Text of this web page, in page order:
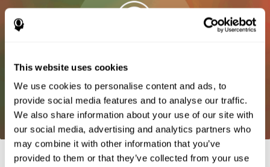
This website uses cookies
We use cookies to personalise content and ads, to
provide social media features and to analyse our traffic.
We also share information about your use of our site with
our social media, advertising and analytics partners who
may combine it with other information that you’ve
provided to them or that they’ve collected from your use